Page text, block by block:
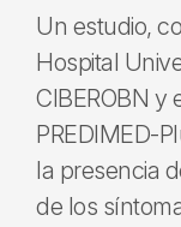
Un estudio,
Hospital
CIBEROBN y
PREDIMED-
la presencia
de los